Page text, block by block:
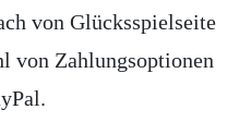
von Glücksspielseite
von Zahlungsoptionen